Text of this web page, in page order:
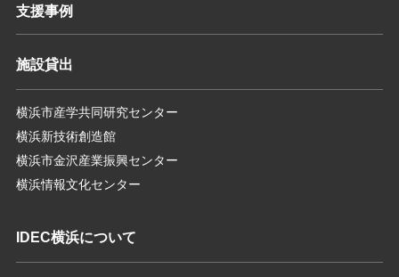
支援事例
施設貸出
横浜市産学共同研究センター
横浜新技術創造館
横浜市金沢産業振興センター
横浜情報文化センター
IDEC横浜について